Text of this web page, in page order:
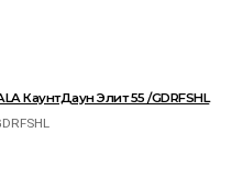
КаунтДаун Элит 55 /GDRFSHL